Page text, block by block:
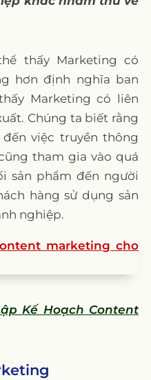
thấy Marketing có
hơn định nghĩa ban
Marketing có liên
Chúng ta biết rằng
việc truyền thông
tham gia vào quá
sản phẩm đến người
hàng sử dụng sản
nghiệp.
Kế Hoạch Content